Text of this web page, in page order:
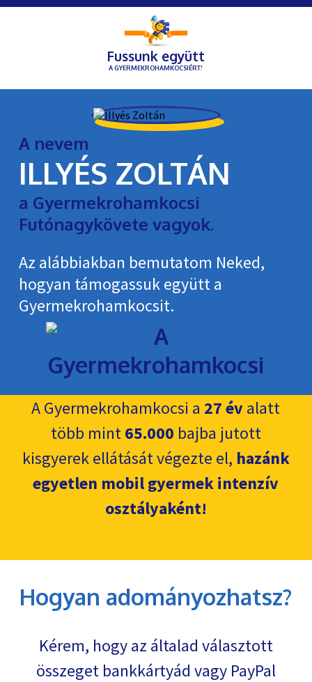
Fussunk együtt
A GYERMEKROHAMKOCSIÉRT!
A nevem
ILLYÉS ZOLTÁN
a Gyermekrohamkocsi
Futónagykövete vagyok.
Az alábbiakban bemutatom Neked,
hogyan támogassuk együtt a
Gyermekroham­kocsit.
A Gyermekrohamkocsi a 27 évalatt
több mint65.000 bajba jutott
kisgyerek ellátását végezte el, hazánk
egyetlen mobil gyermek intenzív
osztályaként!
Hogyan adományozhatsz?
Kérem, hogy az általad választott
összeget bankkártyád vagy PayPal